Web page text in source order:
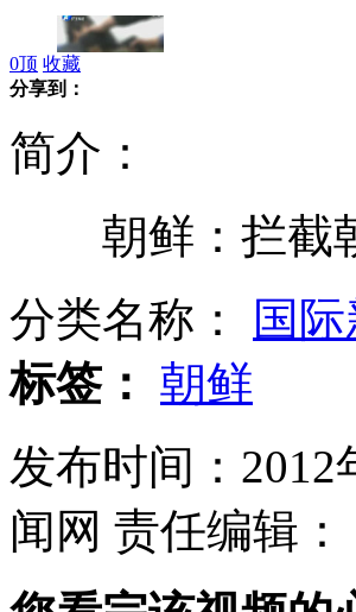
日本“爱国者-3”导弹运抵石垣岛
公安部公布第三批恐怖活动人员名
网络炫富现实中"人头马"就咸菜
0顶 收藏
分享到：
简介：
朝鲜：拦截朝
分类名称：
国
标签： 朝鲜
发布时间：2012
闻网 责任编辑：